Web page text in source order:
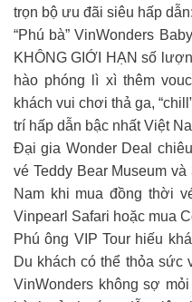
trọn bộ ưu đãi siêu hấp dẫn:
“Phú bà” VinWonders
KHÔNG GIỚI HẠN số
hào phóng lì xì thêm
khách vui chơi thả ga,
trí hấp dẫn bậc nhất Việt
Đại gia Wonder Deal
vé Teddy Bear Museum
Nam khi mua đồng thời
Vinpearl Safari hoặc mua
Phú ông VIP Tour hiếu
Du khách có thể thỏa sức
VinWonders không sợ